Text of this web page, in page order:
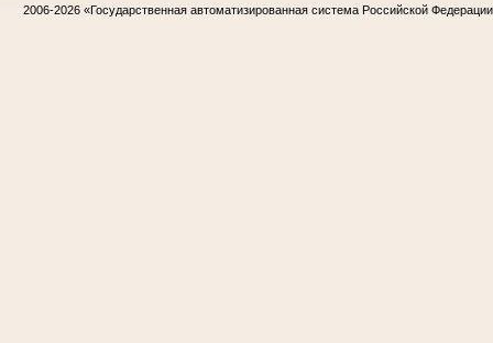
2006-2026 «Государственная автоматизированная система Российской